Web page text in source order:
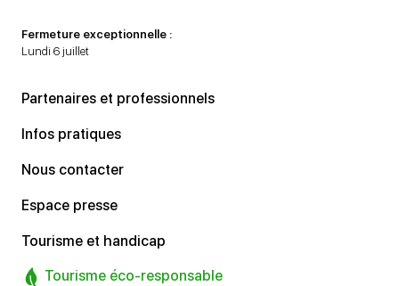
Fermeture exceptionnelle :
Lundi 6 juillet
Partenaires et professionnels
Infos pratiques
Nous contacter
Espace presse
Tourisme et handicap
Tourisme éco-responsable